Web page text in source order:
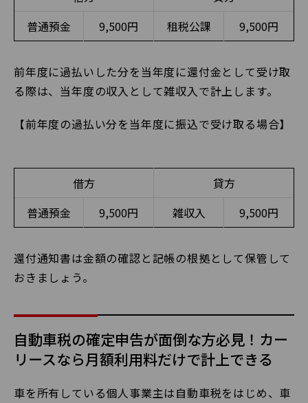
普通預金
9,500円 租税公課 9,500円
前年度に過払いした分を当年度に還付金として受け取
る際は、当年度の収入として雑収入で計上します。
【前年度の過払い分を当年度に振込で受け取る場合】
借方
貸方
普通預金
9,500円 雑収入 9,500円
還付通知書は金額の確認と記帳の根拠として保管して
おきましょう。
自動車税の確定申告が面倒な方必見！カー
リースなら月額利用料だけで計上できる
車を所有している個人事業主は自動車税をはじめ、車